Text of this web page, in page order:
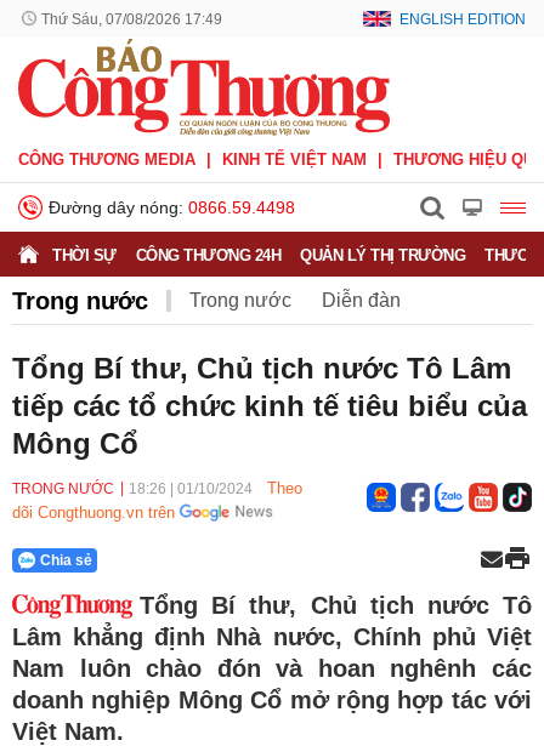
Thứ Sáu, 07/08/2026 17:49 ENGLISH EDITION
CÔNG THƯƠNG MEDIA KINH TẾ VIỆT NAM THƯƠNG HIỆU
Đường dây nóng: 0866.59.4498
THỜI SỰ CÔNG THƯƠNG 24H QUẢN LÝ THỊ TRƯỜNG
Trong nước Trong nước Diễn đàn
Hoạt động của Lãnh đạo Đảng, Nhà nước
Bầu cử Quốc hội Khoá XVI
Tổng Bí thư, Chủ tịch nước Tô Lâm
tiếp các tổ chức kinh tế tiêu biểu của
Mông Cổ
TRONG NƯỚC 18:26 01/10/2024
Theo
dõi Congthuong.vn trên
Chia sẻ
Tổng Bí thư, Chủ tịch nước Tô
Lâm khẳng định Nhà nước, Chính phủ Việt
Nam luôn chào đón và hoan nghênh các
doanh nghiệp Mông Cổ mở rộng hợp tác với
Việt Nam.